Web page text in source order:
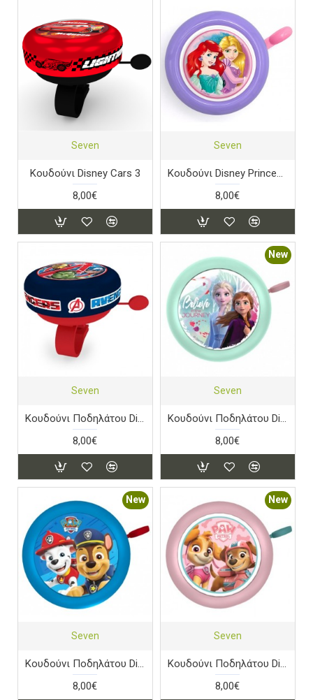
Seven
Κουδούνι Disney Cars 3
8,00€
Seven
Κουδούνι Disney Princess 2
8,00€
Seven
Κουδούνι Ποδηλάτου Disney Avengers
8,00€
New
Seven
Κουδούνι Ποδηλάτου Disney Frozen 2
8,00€
New
Seven
Κουδούνι Ποδηλάτου Disney Paw Patrol
8,00€
New
Seven
Κουδούνι Ποδηλάτου Disney Paw Patrol Girls
8,00€